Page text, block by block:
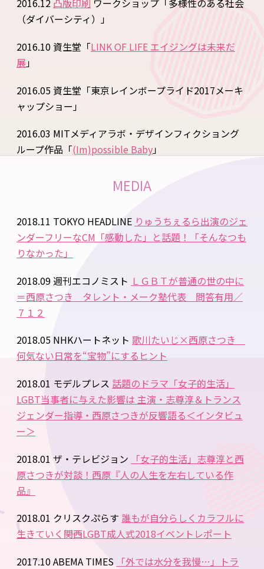
2016.12 凸版印刷 ワークショップ「多様性のある社会
（ダイバーシティ）」
​2016.10 資生堂「LINK OF LIFE エイジングは未来だ
展」
2016.05 資生堂「東京レインボープライド2017メーキ
ャップショー」
2016.03 MITメディアラボ・デザインフィクショング
ループ作品「(Im)possible Baby」
MEDIA
2018.11 TOKYO HEADLINE りゅうちぇるら出演のジェ
ンダーフリーなCM「感動した」と話題！「そんなつも
りなかった」
2018.09 週刊エコノミスト ＬＧＢＴが普通の世の中に
＝西原さつき タレント・メーク塾代表 問答有用／
７１２
2018.05 NHKハートネット 歌川たいじ×西原さつき
何気ない日常を“宝物”にするヒント
2018.01 モデルプレス 話題のドラマ「女子的生活」
LGBT当事者に与えた影響は 主演・志尊淳＆トランス
ジェンダー指導・西原さつきが反響語る＜インタビュ
ー＞
2018.01 ザ・テレビジョン
「女子的生活」志尊淳と西
原さつきが対談！西原『人の人生を左右している作
品』
2018.01 クリスクぷらす 誰もが自分らしくカラフルに
生きていく――関西LGBT成人式2018イベントレポート
2017.10 ABEMA TIMES 「外では水分を我慢…」トラ